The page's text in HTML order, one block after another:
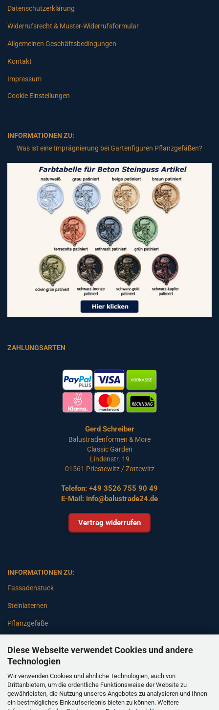
Diese Webseite verwendet Cookies und andere
Technologien
Wir verwenden Cookies und ähnliche Technologien, auch von
Drittanbietern, um die ordentliche Funktionsweise der Website zu
gewährleisten, die Nutzung unseres Angebotes zu analysieren und Ihnen
ein bestmögliches Einkaufserlebnis bieten zu können. Weitere
Datenschutzerklärung
Widerrufsrecht & Muster-Widerrufsformular
Allgemeinen Geschäftsbedingungen
Kontakt
Impressum
Cookie Einstellungen
INFORMATIONEN ZU:
Was ist eine Imprägnierung bei Gartenfiguren Pflanzgefäßen?
ZAHLUNGSARTEN
Gerd Schreiber
Balustradenformen & More
Classic Garden
Lindenstr. 19
01561 Priestewitz / Zottewitz
Telefon: +49 3526 755 90 49
E-Mail: info@balustrade24.de
Vertrag widerrufen
INFORMATIONEN ZU:
Fassadenstuck
Steinlaternen
Pflanzgefäße
Gartenbänke
Pfeiler
Gartenbrunnen